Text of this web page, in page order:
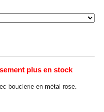
plus en stock
bouclerie en métal rose.